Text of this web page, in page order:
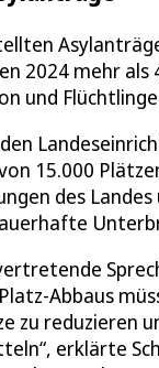
2024 mehr
und
15.000
des
Abbaus
zu reduzieren
erklärte